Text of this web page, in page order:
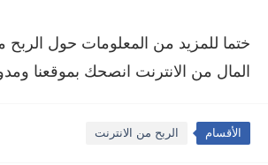
ختما للمزيد من المعلومات حول الربح
المال من الانترنت انصحك بموقعنا
الأقسام الربح من الانترنت